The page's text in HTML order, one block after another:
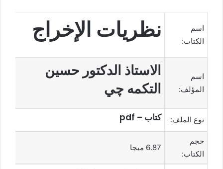
اسم
الكتاب:
نظريات الإخراج
اسم
المؤلف:
الاستاذ الدكتور حسين
التكمه چي
نوع الملف: كتاب – pdf
حجم
الكتاب:
6.87 ميجا